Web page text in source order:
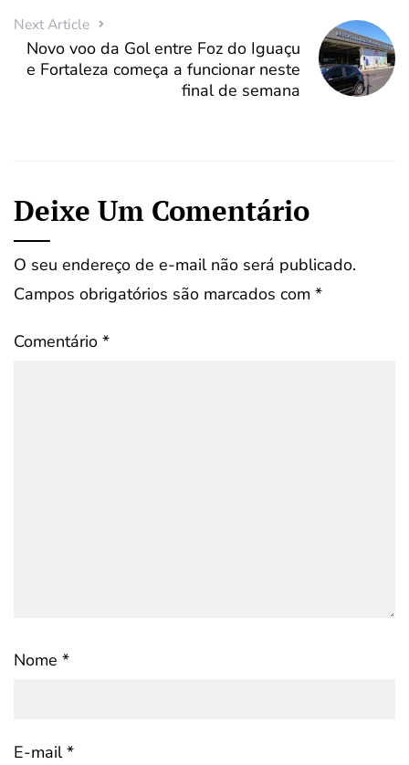
Next Article
Novo voo da Gol entre Foz do Iguaçu
e Fortaleza começa a funcionar neste
final de semana
Deixe Um Comentário
O seu endereço de e-mail não será publicado.
Campos obrigatórios são marcados com *
Comentário *
Nome *
E-mail*